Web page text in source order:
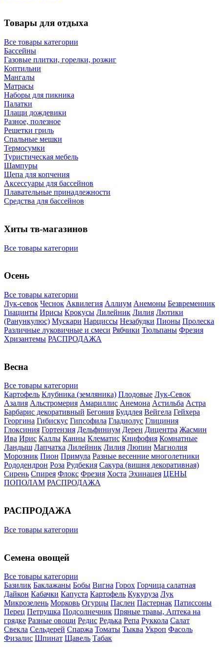
Товары для отдыха
Все товары категории
Бассейны
Газовые плитки, горелки, розжиг
Коптильни
Мангалы
Матрасы
Наборы для пикника
Палатки
Плащи дождевики
Разное, полезное
Решетки гриль
Спальные мешки
Термосумки
Туристическая мебель
Шампуры
Щепа для копчения
Аксессуары для бассейнов
Плавательные принадлежности
Средства для бассейнов
Хиты тв-магазинов
Все товары категории
Осень
Все товары категории
Лук-севок Чеснок Аквилегия Аллиум Анемоны Безвременник
Гиацинты Ирисы Крокусы Лилейник Лилия Лютики
(Ранункулюс) Мускари Нарцисcы Незабудки Пионы Пролеска
Различные луковичные и смеси Рябчики Тюльпаны Фрезия
Хризантемы РАСПРОДАЖА
Весна
Все товары категории
Картофель Клубника (земляника) Плодовые Лук-Севок
Азалия Альстромерия Амариллис Анемона Астильба Астра
Барбарис декоративный Бегония Буддлея Вейгела Гейхера
Георгина Гибискус Гипсофила Гладиолус Глициния
Глоксиния Гортензия Дельфиниум Дерен Дицентра Жасмин
Ива Ирис Каллы Канны Клематис Книфофия Комнатные
Ландыш Лапчатка Лилейник Лилия Люпин Магнолия
Морозник Пион Примула Разные весенние многолетники
Рододендрон Роза Рудбекия Сакура (вишня декоративная)
Сирень Спирея Флокс Фрезия Хоста Эхинацея ЦЕНЫ
ПОПОЛАМ РАСПРОДАЖА
РАСПРОДАЖА
Все товары категории
Семена овощей
Все товары категории
Базилик Баклажаны Бобы Вигна Горох Горчица салатная
Дайкон Кабачки Капуста Картофель Кукуруза Лук
Микрозелень Морковь Огурцы Паслен Пастернак Патиссоны
Перец Петрушка Подсолнечник Пряные травы, Аптека на
грядке Разные овощи Редис Редька Репа Руккола Салат
Свекла Сельдерей Спаржа Томаты Тыква Укроп Фасоль
Физалис Шпинат Щавель Табак